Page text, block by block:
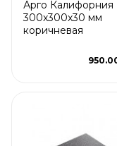
Арго Калифорния
300x300x30 мм
коричневая